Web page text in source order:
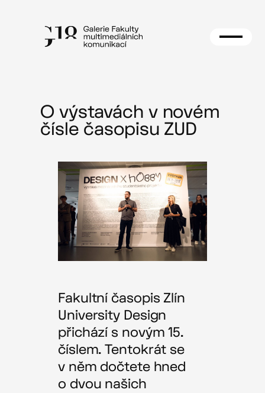
O výstavách v novém
čísle časopisu ZUD
Fakultní časopis Zlín
University Design
přichází s novým 15.
číslem. Tentokrát se
v něm dočtete hned
o dvou našich